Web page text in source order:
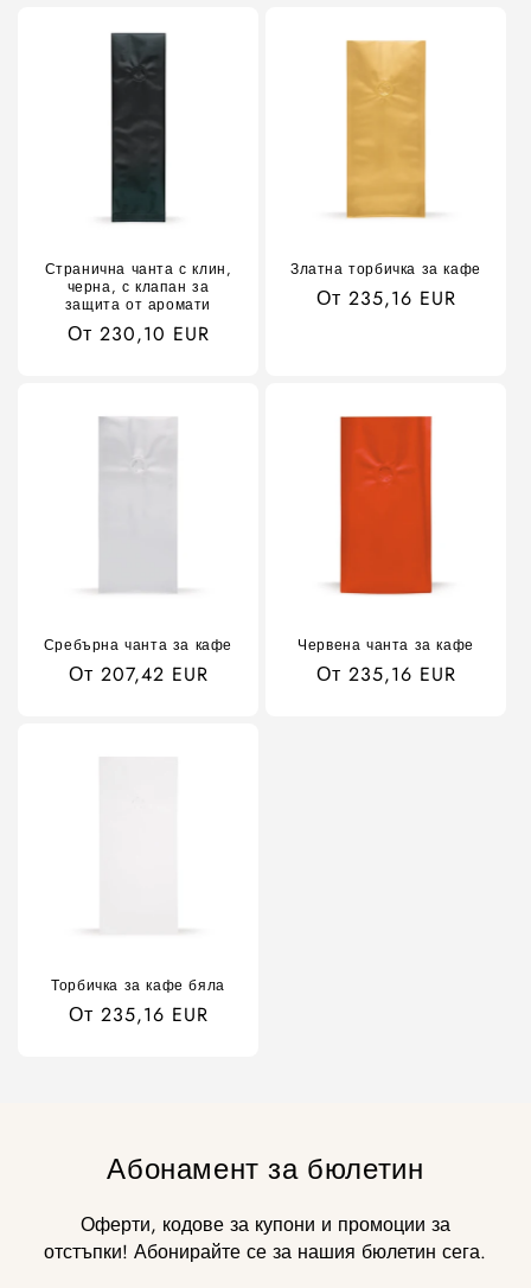
Странична чанта с клин,
черна, с клапан за
защита от аромати
Обичайна
От 230,10 EUR
Златна торбичка за кафе
Обичайна
От 235,16 EUR
Сребърна чанта за кафе
Обичайна
От 207,42 EUR
Червена чанта за кафе
Обичайна
От 235,16 EUR
Торбичка за кафе бяла
Обичайна
От 235,16 EUR
Абонамент за бюлетин
Оферти, кодове за купони и промоции за
отстъпки! Абонирайте се за нашия бюлетин сега.